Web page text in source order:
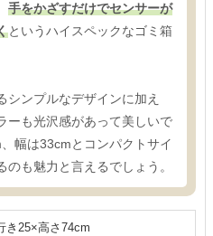
手をかざすだけでセンサーが
というハイスペックなゴミ箱
シンプルなデザインに加え
ーも光沢感があって美しいで
幅は33cmとコンパクトサイ
も魅力と言えるでしょう。
き25×高さ74cm